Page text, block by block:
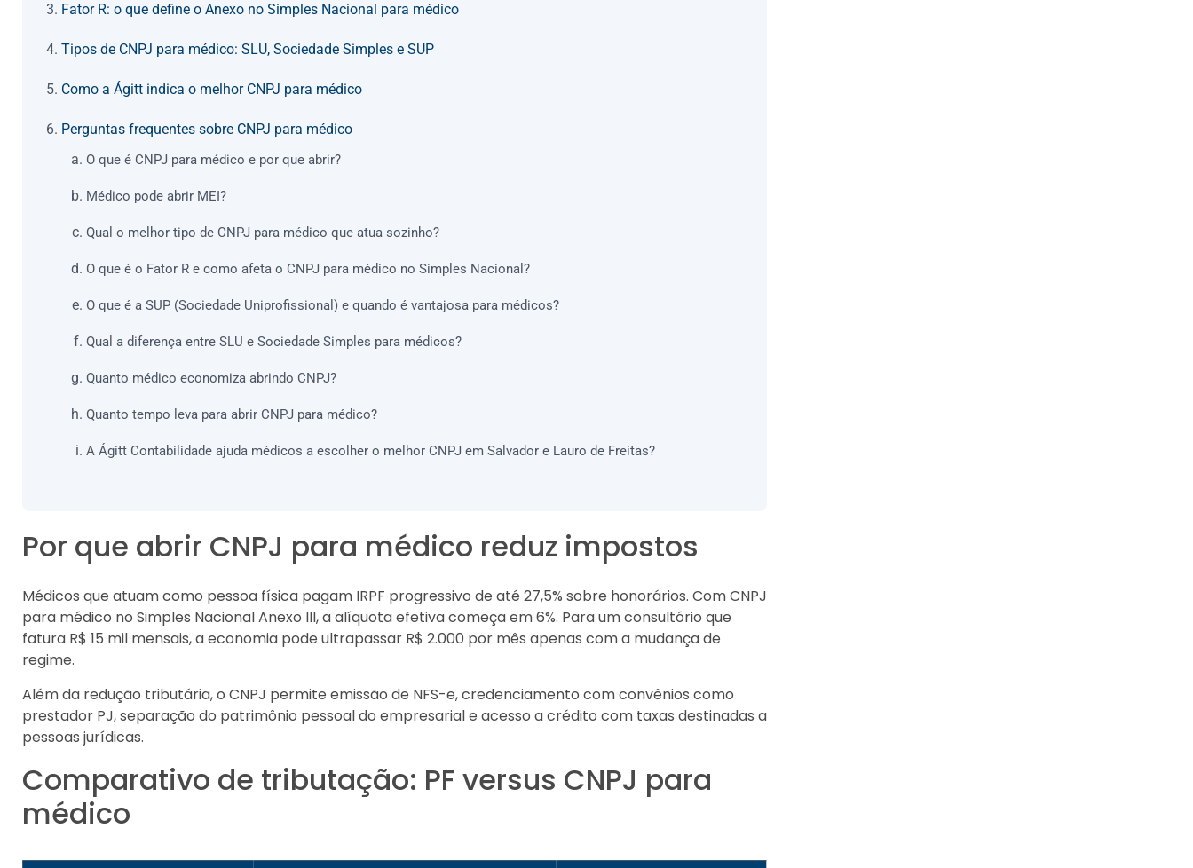
Fator R: o que define o Anexo no Simples Nacional para médico
Tipos de CNPJ para médico: SLU, Sociedade Simples e SUP
Como a Ágitt indica o melhor CNPJ para médico
Perguntas frequentes sobre CNPJ para médico
O que é CNPJ para médico e por que abrir?
Médico pode abrir MEI?
Qual o melhor tipo de CNPJ para médico que atua sozinho?
O que é o Fator R e como afeta o CNPJ para médico no Simples Nacional?
O que é a SUP (Sociedade Uniprofissional) e quando é vantajosa para médicos?
Qual a diferença entre SLU e Sociedade Simples para médicos?
Quanto médico economiza abrindo CNPJ?
Quanto tempo leva para abrir CNPJ para médico?
A Ágitt Contabilidade ajuda médicos a escolher o melhor CNPJ em Salvador e Lauro de Freitas?
Por que abrir CNPJ para médico reduz impostos
Médicos que atuam como pessoa física pagam IRPF progressivo de até 27,5% sobre honorários. Com CNPJ
para médico no Simples Nacional Anexo III, a alíquota efetiva começa em 6%. Para um consultório que
fatura R$ 15 mil mensais, a economia pode ultrapassar R$ 2.000 por mês apenas com a mudança de
regime.
Além da redução tributária, o CNPJ permite emissão de NFS-e, credenciamento com convênios como
prestador PJ, separação do patrimônio pessoal do empresarial e acesso a crédito com taxas destinadas a
pessoas jurídicas.
Comparativo de tributação: PF versus CNPJ para
médico